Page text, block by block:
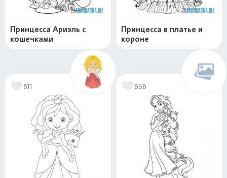
Принцесса Ариэль с
кошечками
Принцесса в платье и
короне
611 656